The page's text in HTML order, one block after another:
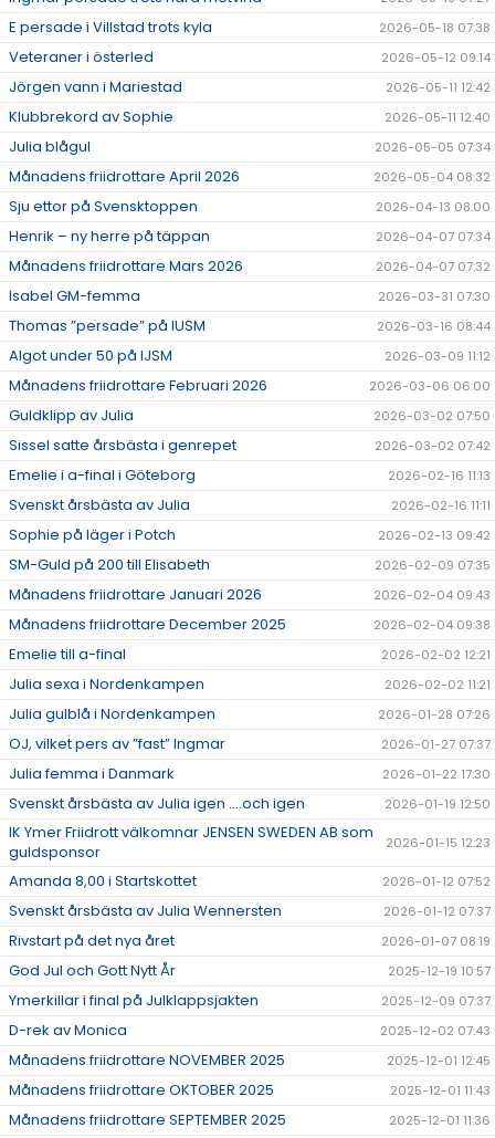
E persade i Villstad trots kyla 2026-05-18 07:38
Veteraner i österled 2026-05-12 09:14
Jörgen vann i Mariestad 2026-05-11 12:42
Klubbrekord av Sophie 2026-05-11 12:40
Julia blågul 2026-05-05 07:34
Månadens friidrottare April 2026 2026-05-04 08:32
Sju ettor på Svensktoppen 2026-04-13 08:00
Henrik – ny herre på täppan 2026-04-07 07:34
Månadens friidrottare Mars 2026 2026-04-07 07:32
Isabel GM-femma 2026-03-31 07:30
Thomas ”persade” på IUSM 2026-03-16 08:44
Algot under 50 på IJSM 2026-03-09 11:12
Månadens friidrottare Februari 2026 2026-03-06 06:00
Guldklipp av Julia 2026-03-02 07:50
Sissel satte årsbästa i genrepet 2026-03-02 07:42
Emelie i a-final i Göteborg 2026-02-16 11:13
Svenskt årsbästa av Julia 2026-02-16 11:11
Sophie på läger i Potch 2026-02-13 09:42
SM-Guld på 200 till Elisabeth 2026-02-09 07:35
Månadens friidrottare Januari 2026 2026-02-04 09:43
Månadens friidrottare December 2025 2026-02-04 09:38
Emelie till a-final 2026-02-02 12:21
Julia sexa i Nordenkampen 2026-02-02 11:21
Julia gulblå i Nordenkampen 2026-01-28 07:26
OJ, vilket pers av ”fast” Ingmar 2026-01-27 07:37
Julia femma i Danmark 2026-01-22 17:30
Svenskt årsbästa av Julia igen ….och igen 2026-01-19 12:50
IK Ymer Friidrott välkomnar JENSEN SWEDEN AB som
guldsponsor
2026-01-15 12:23
Amanda 8,00 i Startskottet 2026-01-12 07:52
Svenskt årsbästa av Julia Wennersten 2026-01-12 07:37
Rivstart på det nya året 2026-01-07 08:19
God Jul och Gott Nytt År 2025-12-19 10:57
Ymerkillar i final på Julklappsjakten 2025-12-09 07:37
D-rek av Monica 2025-12-02 07:43
Månadens friidrottare NOVEMBER 2025 2025-12-01 12:45
Månadens friidrottare OKTOBER 2025 2025-12-01 11:43
Månadens friidrottare SEPTEMBER 2025 2025-12-01 11:36